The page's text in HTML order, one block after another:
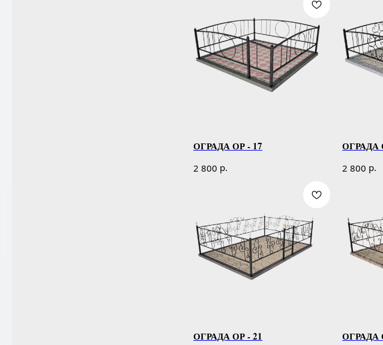
ОГРАДА ОР - 17
2 800 р.
ОГРАДА
2 800 р.
ОГРАДА ОР - 21 ОГРАДА